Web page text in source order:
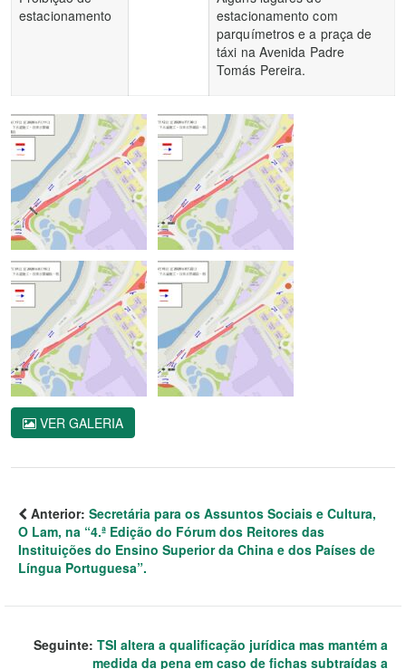
estacionamento
estacionamento com
parquímetros e a praça de
táxi na Avenida Padre
Tomás Pereira.
VER GALERIA
Anterior: Secretária para os Assuntos Sociais e Cultura,
O Lam, na “4.ª Edição do Fórum dos Reitores das
Instituições do Ensino Superior da China e dos Países de
Língua Portuguesa”.
Seguinte: TSI altera a qualificação jurídica mas mantém a
medida da pena em caso de fichas subtraídas a